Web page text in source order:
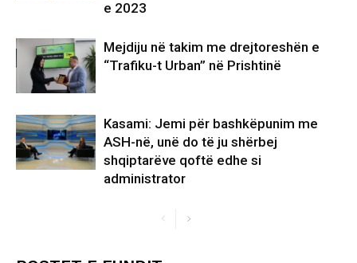
e 2023
Mejdiju në takim me drejtoreshën e
“Trafiku-t Urban” në Prishtinë
Kasami: Jemi për bashkëpunim me
ASH-në, unë do të ju shërbej
shqiptarëve qoftë edhe si
administrator